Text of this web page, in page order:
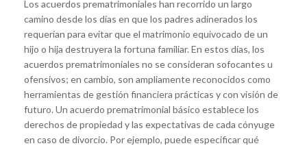
Los acuerdos prematrimoniales han recorrido un largo
camino desde los días en que los padres adinerados los
requerían para evitar que el matrimonio equivocado de un
hijo o hija destruyera la fortuna familiar. En estos días, los
acuerdos prematrimoniales no se consideran sofocantes u
ofensivos; en cambio, son ampliamente reconocidos como
herramientas de gestión financiera prácticas y con visión de
futuro. Un acuerdo prematrimonial básico establece los
derechos de propiedad y las expectativas de cada cónyuge
en caso de divorcio. Por ejemplo, puede especificar qué